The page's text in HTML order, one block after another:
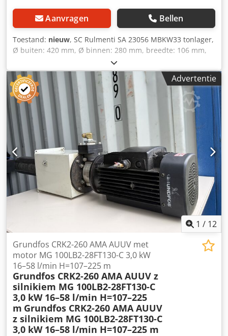
Aanvragen Bellen
Toestand: nieuw, SC Rulmenti SA 23056 MBKW33 tonlager,
Ø buiten: 420 mm, Ø binnen: 280 mm, breedte: 106 mm,
ongebruikt in originele verpakking, 100% functioneel,
leveringsomvang volgens foto's ATTENTIE: kosten voor
verpakking en transport graag apart opvragen! ATTENTIE:
kosten voor verpakking en transport apart opvragen!
Dsdpfx Agsi Ec Hpsyskr
Advertentie
1 / 12
Grundfos CRK2-260 AMA AUUV met
motor MG 100LB2-28FT130-C 3,0 kW
16–58 l/min H=107–225 m
Grundfos CRK2-260 AMA AUUV z
silnikiem MG 100LB2-28FT130-C
3,0 kW 16–58 l/min H=107–225
m Grundfos CRK2-260 AMA AUUV
z silnikiem MG 100LB2-28FT130-C
3,0 kW 16–58 l/min H=107–225 m